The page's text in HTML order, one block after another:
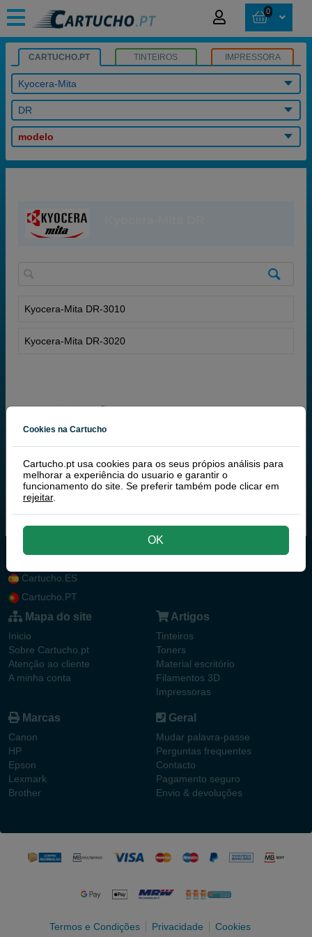
0
CARTUCHO.PT TINTEIROS IMPRESSORA
Kyocera-Mita
DR
modelo
Kyocera-Mita DR-3010
Kyocera-Mita DR-3020
Cartucho.ES
Cartucho.PT
Mapa do site
Inicio
Sobre Cartucho.pt
Atenção ao cliente
A minha conta
Artigos
Tinteiros
Toners
Material escritório
Filamentos 3D
Impressoras
Marcas
Canon
HP
Epson
Lexmark
Brother
Geral
Mudar palavra-passe
Perguntas frequentes
Contacto
Pagamento seguro
Envio & devoluções
Termos e Condições Privacidade Cookies
Cookies na Cartucho
Cartucho.pt usa cookies para os seus própios análisis para
melhorar a experiência do usuario e garantir o
funcionamento do site. Se preferir também pode clicar em
rejeitar.
OK